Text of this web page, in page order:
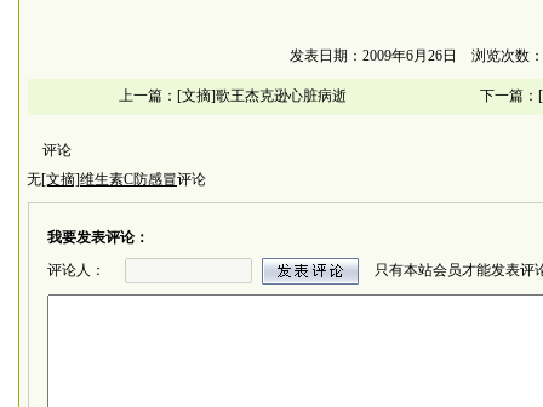
发表日期：2009年6月26日 浏览次数
上一篇： [文摘]歌王杰克逊心脏病逝 下一篇：
评论
无[文摘]维生素C防感冒评论
我要发表评论：
评论人：
只有本站会员才能发表评